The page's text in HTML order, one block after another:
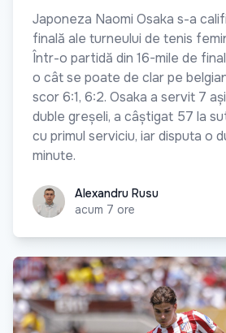
Japoneza Naomi Osaka s-a
finală ale turneului de tenis
Într-o partidă din 16-mile de
o cât se poate de clar pe
scor 6:1, 6:2. Osaka a servit 7
duble greșeli, a câștigat 57 la
cu primul serviciu, iar disputa o
minute.
Alexandru Rusu
Alexandru Rusu
acum 7 ore